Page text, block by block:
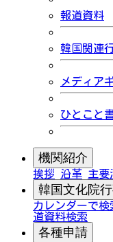
報道資料
韓国関連
メディア
ひとこと
機関紹介
挨拶 沿革 主要
韓国文化院
カレンダーで検
道資料検索
各種申請